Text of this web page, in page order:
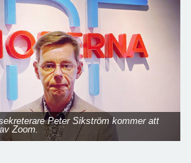
Peter Sikström kommer att
Zoom.